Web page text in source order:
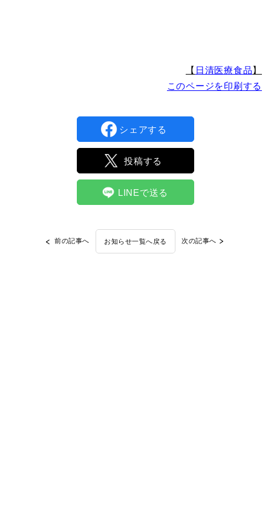
【 日清医療食品】
このページを印刷する
シェアする
投稿する
LINEで送る
前の記事へ お知らせ一覧へ戻る 次の記事へ